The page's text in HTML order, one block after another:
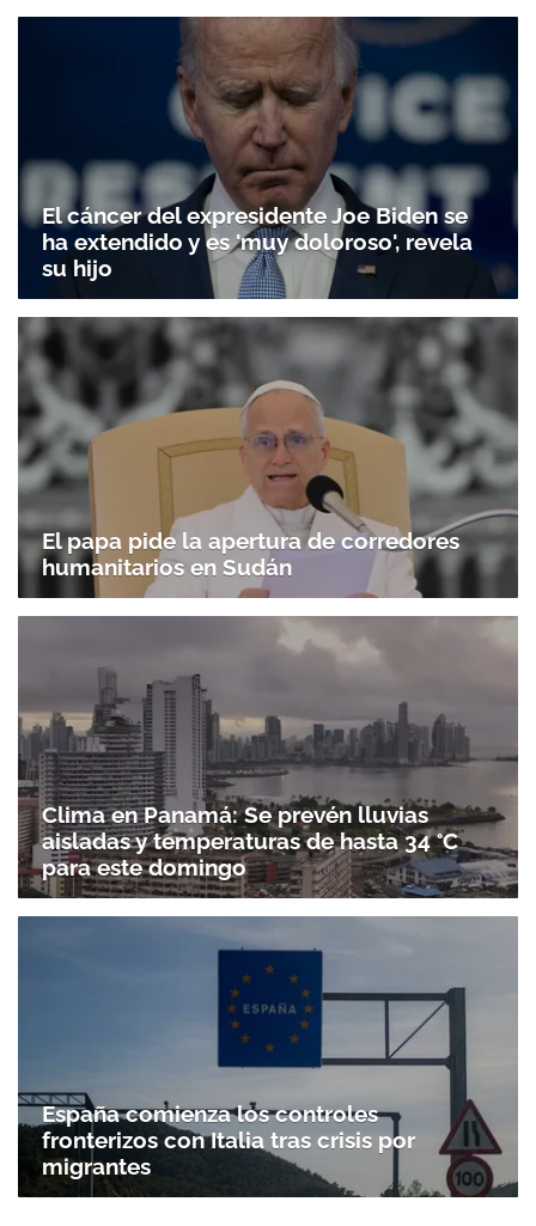
El cáncer del expresidente Joe Biden se
ha extendido y es 'muy doloroso', revela
su hijo
El papa pide la apertura de corredores
humanitarios en Sudán
Clima en Panamá: Se prevén lluvias
aisladas y temperaturas de hasta 34 °C
para este domingo
España comienza los controles
fronterizos con Italia tras crisis por
migrantes